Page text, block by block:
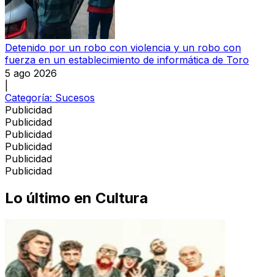
Detenido por un robo con violencia y un robo con
fuerza en un establecimiento de informática de Toro
5 ago 2026
Categoría: Sucesos
Publicidad
Publicidad
Publicidad
Publicidad
Publicidad
Publicidad
Lo último en Cultura